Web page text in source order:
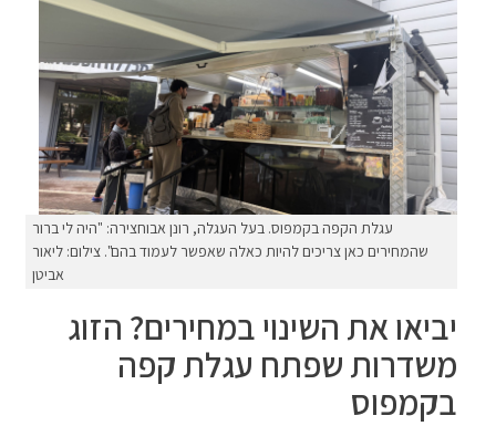
עגלת הקפה בקמפוס. בעל העגלה, רונן אבוחצירה: "היה לי ברור
שהמחירים כאן צריכים להיות כאלה שאפשר לעמוד בהם". צילום: ליאור
אביטן
יביאו את השינוי במחירים? הזוג
משדרות שפתח עגלת קפה
בקמפוס